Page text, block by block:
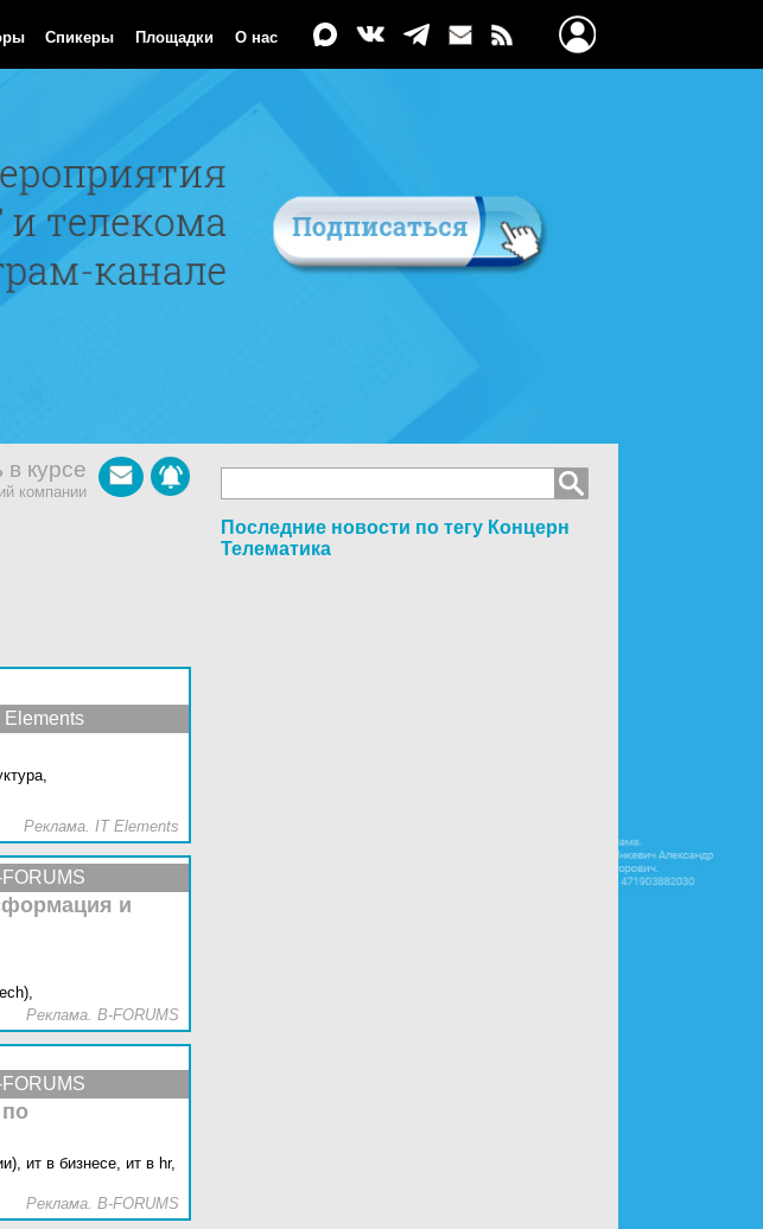
Спикеры Площадки О нас
в курсе
компании
Elements
Реклама. IT Elements
FORUMS
и
Реклама. B-FORUMS
FORUMS
ит в бизнесе, ит в hr,
Реклама. B-FORUMS
Последние новости по тегу Концерн
Телематика